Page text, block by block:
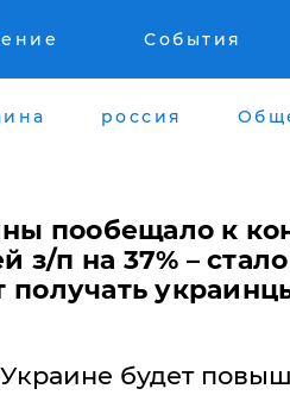
События
россия
пообещало к
з/п на 37% – стало
получать
будет